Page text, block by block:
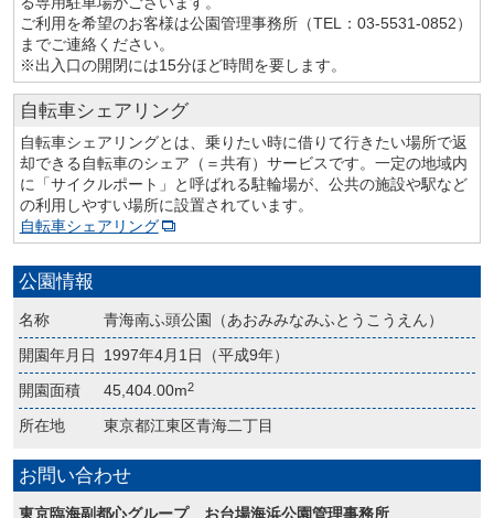
ご利用を希望のお客様は公園管理事務所（TEL：03-5531-0852）
までご連絡ください。
※出入口の開閉には15分ほど時間を要します。
自転車シェアリング
自転車シェアリングとは、乗りたい時に借りて行きたい場所で返
却できる自転車のシェア（＝共有）サービスです。一定の地域内
に「サイクルポート」と呼ばれる駐輪場が、公共の施設や駅など
の利用しやすい場所に設置されています。
自転車シェアリング
公園情報
名称
青海南ふ頭公園（あおみみなみふとうこうえん）
開園年月日
1997年4月1日（平成9年）
開園面積
45,404.00m2
所在地 東京都江東区青海二丁目
お問い合わせ
東京臨海副都心グループ お台場海浜公園管理事務所